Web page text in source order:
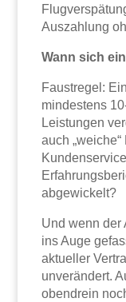
Auszahlung
Wann sich
Faustregel:
mindestens
Leistungen
auch
abgewickelt?
Und wenn der
ins Auge
aktueller
unverändert.
obendrein